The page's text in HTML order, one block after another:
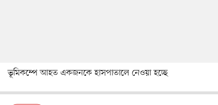
ভূমিকম্পে আহত একজনকে হাসপাতালে নেওয়া হচ্ছে